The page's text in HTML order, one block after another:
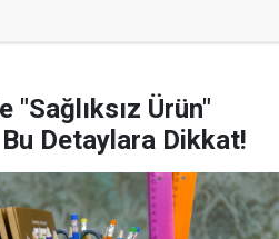
"Sağlıksız Ürün"
Detaylara Dikkat!